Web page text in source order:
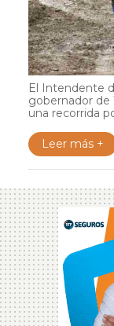
El Intendente
gobernador de
una recorrida
Leer más +